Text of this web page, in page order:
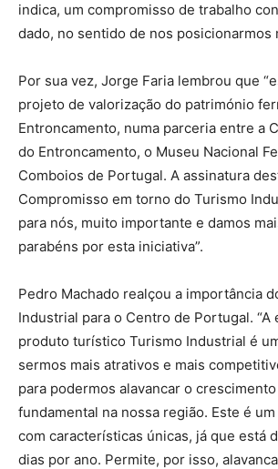
indica, um compromisso de trabalho
dado, no sentido de nos posicionarmos
Por sua vez, Jorge Faria lembrou que
projeto de valorização do património
Entroncamento, numa parceria entre a
do Entroncamento, o Museu Nacional
Comboios de Portugal. A assinatura
Compromisso em torno do Turismo
para nós, muito importante e damos
parabéns por esta iniciativa”.
Pedro Machado realçou a importância
Industrial para o Centro de Portugal. “A
produto turístico Turismo Industrial é
sermos mais atrativos e mais
para podermos alavancar o
fundamental na nossa região. Este é
com características únicas, já que está
dias por ano. Permite, por isso,